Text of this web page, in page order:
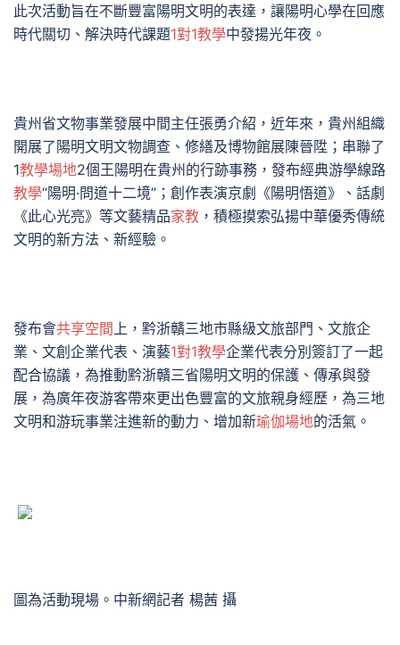
此次活動旨在不斷豐富陽明文明的表達，讓陽明心學在回應
時代關切、解決時代課題1對1教學中發揚光年夜。
貴州省文物事業發展中間主任張勇介紹，近年來，貴州組織
開展了陽明文明文物調查、修繕及博物館展陳晉陞；串聯了
1教學場地2個王陽明在貴州的行跡事務，發布經典游學線路
教學“陽明·問道十二境”；創作表演京劇《陽明悟道》、話劇
《此心光亮》等文藝精品家教 ，積極摸索弘揚中華優秀傳統
文明的新方法、新經驗。
發布會共享空間上，黔浙贛三地市縣級文旅部門、文旅企
業、文創企業代表、演藝1對1教學企業代表分別簽訂了一起
配合協議，為推動黔浙贛三省陽明文明的保護、傳承與發
展，為廣年夜游客帶來更出色豐富的文旅親身經歷，為三地
文明和游玩事業注進新的動力、增加新瑜伽場地的活氣。
圖為活動現場。中新網記者 楊茜 攝